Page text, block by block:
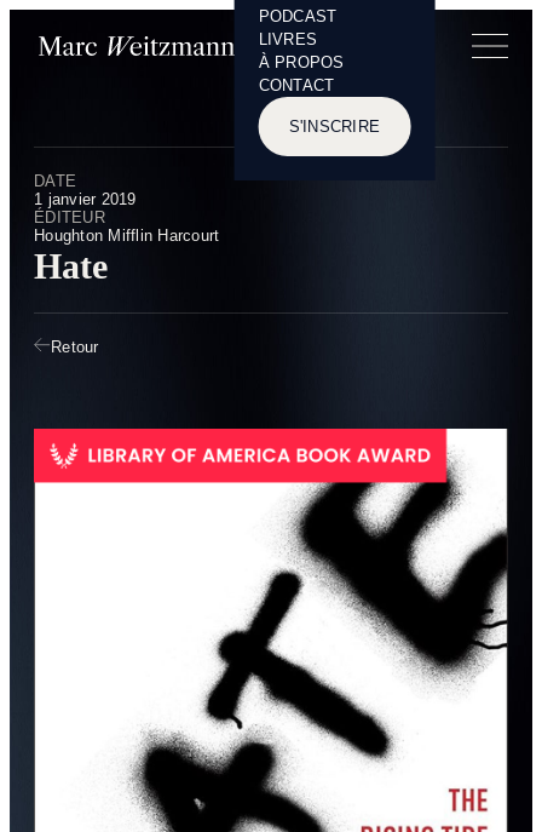
PODCAST
LIVRES
À PROPOS
CONTACT
S'INSCRIRE
DATE
1 janvier 2019
ÉDITEUR
Houghton Mifflin Harcourt
Hate
Retour